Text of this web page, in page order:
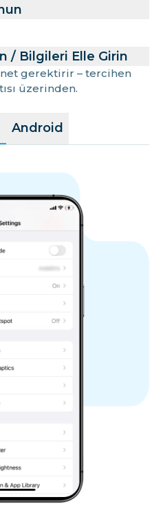
Android
/ Bilgileri Elle Girin
gerektirir – tercihen
üzerinden.